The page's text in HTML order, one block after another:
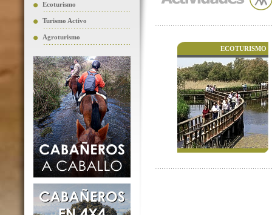
Ecoturismo
Turismo Activo
Agroturismo
ECOTURISMO